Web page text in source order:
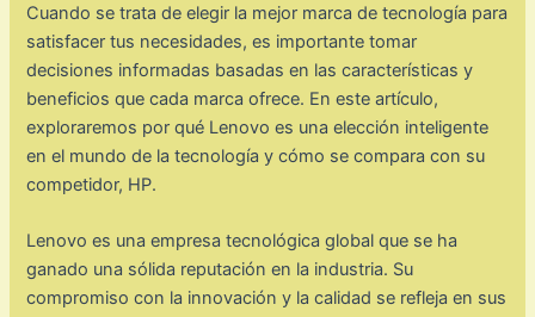
Cuando se trata de elegir la mejor marca de tecnología para
satisfacer tus necesidades, es importante tomar
decisiones informadas basadas en las características y
beneficios que cada marca ofrece. En este artículo,
exploraremos por qué Lenovo es una elección inteligente
en el mundo de la tecnología y cómo se compara con su
competidor, HP.
Lenovo es una empresa tecnológica global que se ha
ganado una sólida reputación en la industria. Su
compromiso con la innovación y la calidad se refleja en sus